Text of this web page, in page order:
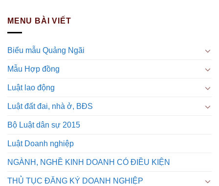
MENU BÀI VIẾT
Biểu mẫu Quảng Ngãi
Mẫu Hợp đồng
Luật lao động
Luật đất đai, nhà ở, BĐS
Bộ Luật dân sự 2015
Luật Doanh nghiệp
NGÀNH, NGHỀ KINH DOANH CÓ ĐIỀU KIỆN
THỦ TỤC ĐĂNG KÝ DOANH NGHIỆP